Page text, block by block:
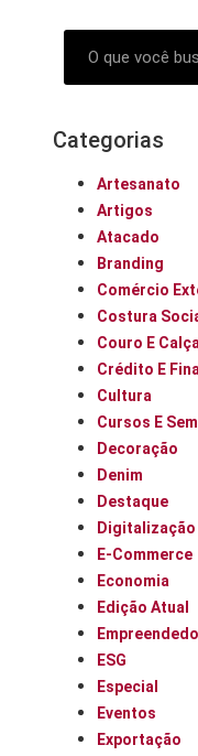
Categorias
Artesanato
Artigos
Atacado
Branding
Comércio
Costura
Couro E
Crédito E
Cultura
Cursos E
Decoração
Denim
Destaque
Digitalização
E-Commerce
Economia
Edição Atual
ESG
Especial
Eventos
Exportação